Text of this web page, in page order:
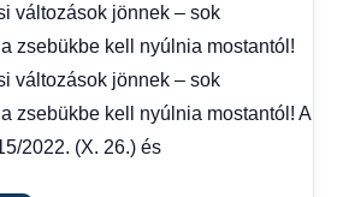
hírek,
Hírek,
Hírek
1
Hitel
változások jönnek – sok
zsebükbe kell nyúlnia mostantól!
változások jönnek – sok
zsebükbe kell nyúlnia mostantól! A
2022. (X. 26.) és